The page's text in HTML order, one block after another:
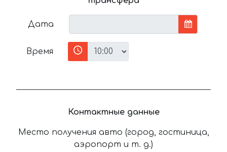
Дата
Время
Контактные данные
Место получения авто (город, гостиница,
аэропорт и т. д.)